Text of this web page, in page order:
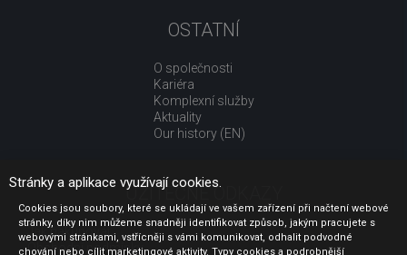
OSTATNÍ
O společnosti
Kariéra
Komplexní služby
Aktuality
Our history (EN)
UŽITEČNÉ ODKAZY
Jak nakupovat
Obchodní podmínky
Stránky a aplikace využívají cookies.
Cookies jsou soubory, které se ukládají ve vašem zařízení při načtení webové
stránky, díky nim můžeme snadněji identifikovat způsob, jakým pracujete s
webovými stránkami, vstřícněji s vámi komunikovat, odhalit podvodné
chování nebo cílit marketingové aktivity. Typy cookies a podrobnější